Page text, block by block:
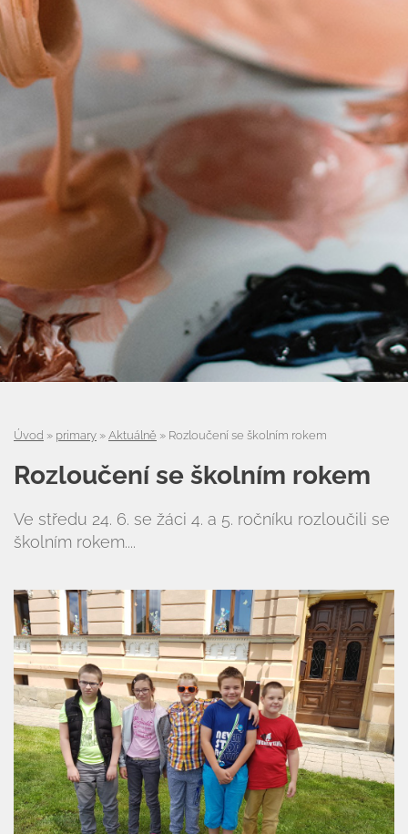
Úvod
Organizace školního roku
Úřední deska
Základní škola
ZŠ speciální
ZŠ a MŠ při nemocnici
Školní družina
Fotogalerie
Kalendář akcí
Vyhledávání na webu
Úvod » primary » Aktuálně » Rozloučení se školním rokem
Rozloučení se školním rokem
Ve středu 24. 6. se žáci 4. a 5. ročníku rozloučili se
školním rokem....